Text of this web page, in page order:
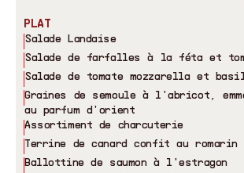
PLAT
Salade Landaise
Salade de farfalles à la féta et
Salade de tomate mozzarella et
Graines de semoule à l 'abricot,
au parfum d'orient
Assortiment de charcuterie
Terrine de canard confit au romarin
Ballottine de saumon à l 'estragon